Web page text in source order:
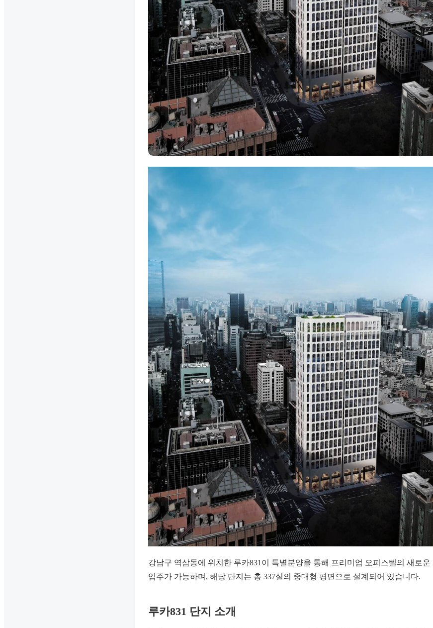
강남구 역삼동에 위치한 루카831이 특별분양을 통해 프리미엄 오피스텔의 새로운
입주가 가능하며, 해당 단지는 총 337실의 중대형 평면으로 설계되어 있습니다.
루카831 단지 소개